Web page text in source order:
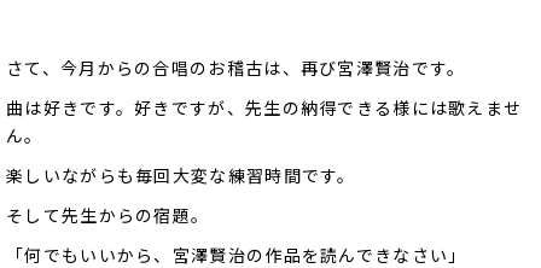
さて、今月からの合唱のお稽古は、再び宮澤賢治です。
曲は好きです。好きですが、先生の納得できる様には歌えませ
ん。
楽しいながらも毎回大変な練習時間です。
そして先生からの宿題。
「何でもいいから、宮澤賢治の作品を読んできなさい」